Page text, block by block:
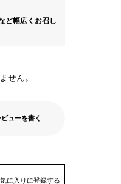
ど幅広くお召し
せん。
ビューを書く
に入りに登録する